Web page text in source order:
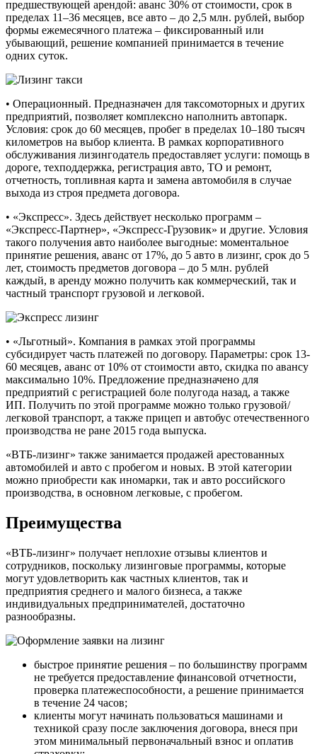
предшествующей арендой: аванс 30% от стоимости, срок в
пределах 11–36 месяцев, все авто – до 2,5 млн. рублей, выбор
формы ежемесячного платежа – фиксированный или
убывающий, решение компанией принимается в течение
одних суток.
• Операционный. Предназначен для таксомоторных и других
предприятий, позволяет комплексно наполнить автопарк.
Условия: срок до 60 месяцев, пробег в пределах 10–180 тысяч
километров на выбор клиента. В рамках корпоративного
обслуживания лизингодатель предоставляет услуги: помощь в
дороге, техподдержка, регистрация авто, ТО и ремонт,
отчетность, топливная карта и замена автомобиля в случае
выхода из строя предмета договора.
• «Экспресс». Здесь действует несколько программ –
«Экспресс-Партнер», «Экспресс-Грузовик» и другие. Условия
такого получения авто наиболее выгодные: моментальное
принятие решения, аванс от 17%, до 5 авто в лизинг, срок до 5
лет, стоимость предметов договора – до 5 млн. рублей
каждый, в аренду можно получить как коммерческий, так и
частный транспорт грузовой и легковой.
• «Льготный». Компания в рамках этой программы
субсидирует часть платежей по договору. Параметры: срок 13-
60 месяцев, аванс от 10% от стоимости авто, скидка по авансу
максимально 10%. Предложение предназначено для
предприятий с регистрацией боле полугода назад, а также
ИП. Получить по этой программе можно только грузовой/
легковой транспорт, а также прицеп и автобус отечественного
производства не ране 2015 года выпуска.
«ВТБ-лизинг» также занимается продажей арестованных
автомобилей и авто с пробегом и новых. В этой категории
можно приобрести как иномарки, так и авто российского
производства, в основном легковые, с пробегом.
Преимущества
«ВТБ-лизинг» получает неплохие отзывы клиентов и
сотрудников, поскольку лизинговые программы, которые
могут удовлетворить как частных клиентов, так и
предприятия среднего и малого бизнеса, а также
индивидуальных предпринимателей, достаточно
разнообразны.
быстрое принятие решения – по большинству программ
не требуется предоставление финансовой отчетности,
проверка платежеспособности, а решение принимается
в течение 24 часов;
клиенты могут начинать пользоваться машинами и
техникой сразу после заключения договора, внеся при
этом минимальный первоначальный взнос и оплатив